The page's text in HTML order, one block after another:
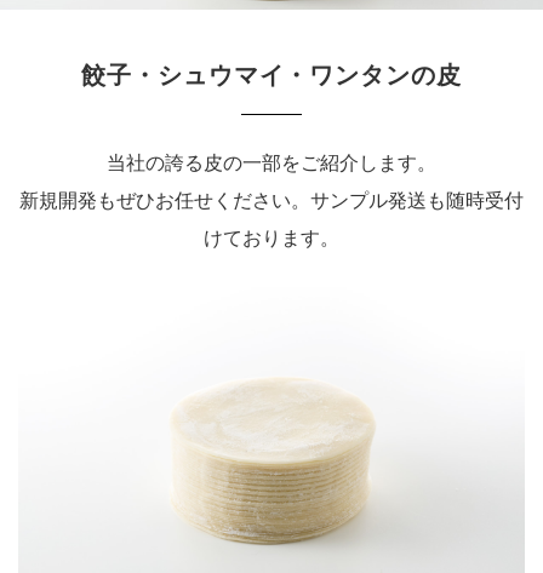
餃子・シュウマイ・ワンタンの皮
当社の誇る皮の一部をご紹介します。
新規開発もぜひお任せください。サンプル発送も随時受付
けております。